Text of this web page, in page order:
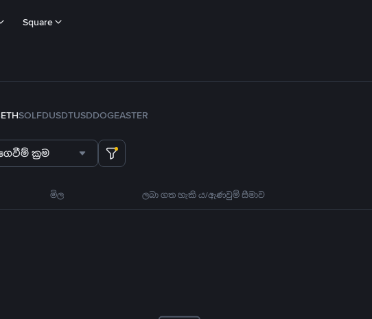
Square
ETHSOLFDUSDTUSDDOGEASTER
ක්‍රම
මිල ලබා ගත හැකි ය/ඇණවුම් සීමාව